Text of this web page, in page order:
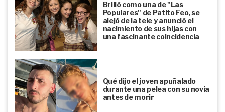
Brilló como una de "Las
Populares" de Patito Feo, se
alejó de la tele y anunció el
nacimiento de sus hijas con
una fascinante coincidencia
Qué dijo el joven apuñalado
durante una pelea con su novia
antes de morir